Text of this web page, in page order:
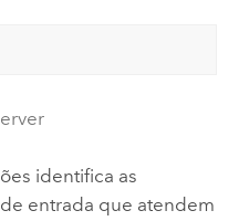
identifica as
entrada que atendem